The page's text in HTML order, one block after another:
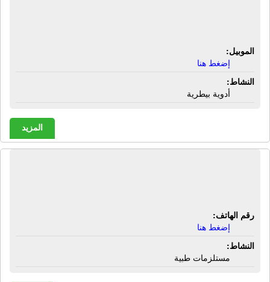
الموبيل:
إضغط هنا
النشاط:
أدوية بيطرية
المزيد
رقم الهاتف:
إضغط هنا
النشاط:
مستلزمات طبية